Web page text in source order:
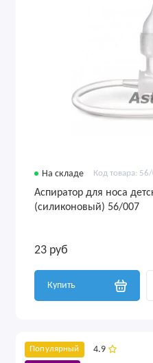
На складе Код товара:
Аспиратор для носа
(силиконовый) 56/007
23 руб
Купить
Популярный 4.9